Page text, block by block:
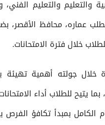
والتعليم والتعليم
عماره، محافظ الأقصر،
خلال فترة الامتحانات.
خلال جولته أهمية تهيئة
بما يتيح للطلاب أداء
الكامل بمبدأ تكافؤ الفرص